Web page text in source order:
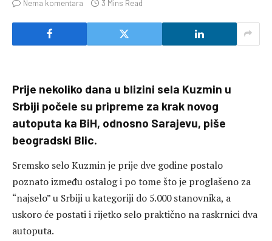
Nema komentara
3 Mins Read
Prije nekoliko dana u blizini sela Kuzmin u
Srbiji počele su pripreme za krak novog
autoputa ka BiH, odnosno Sarajevu, piše
beogradski Blic.
Sremsko selo Kuzmin je prije dve godine postalo
poznato između ostalog i po tome što je proglašeno za
“najselo” u Srbiji u kategoriji do 5.000 stanovnika, a
uskoro će postati i rijetko selo praktično na raskrnici dva
autoputa.